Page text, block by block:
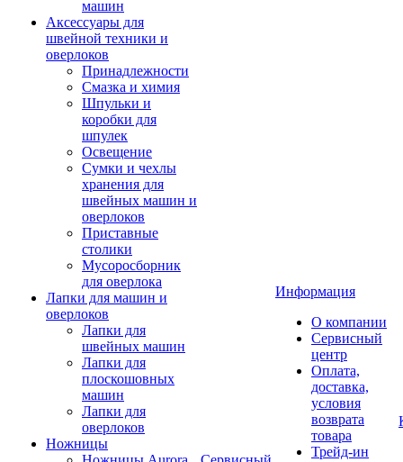
машин
Аксессуары для
швейной техники и
оверлоков
Принадлежности
Смазка и химия
Шпульки и
коробки для
шпулек
Освещение
Сумки и чехлы
хранения для
швейных машин и
оверлоков
Приставные
столики
Мусоросборник
для оверлока
Лапки для машин и
оверлоков
Лапки для
швейных машин
Лапки для
плоскошовных
машин
Лапки для
оверлоков
Ножницы
Информация
О компании
Сервисный
центр
Оплата,
доставка,
условия
возврата
товара
Трейд-ин